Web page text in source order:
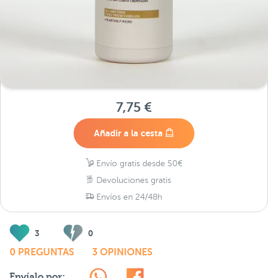
7,75 €
Añadir a la cesta
Envío gratis desde 50€
Devoluciones gratis
Envíos en 24/48h
3 0
0 PREGUNTAS 3 OPINIONES